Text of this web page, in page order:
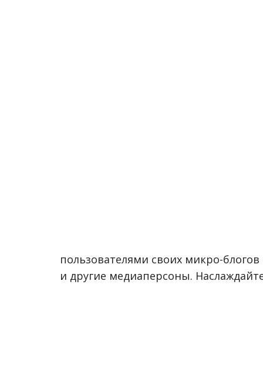
пользователями своих микро-
и другие медиаперсоны.